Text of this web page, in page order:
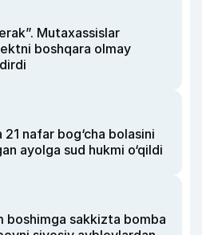
Mutaxassislar
boshqara olmay
nafar bog‘cha bolasini
ayolga sud hukmi o‘qildi
boshimga sakkizta bomba